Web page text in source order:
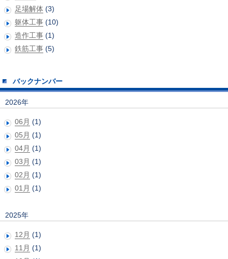
足場解体 (3)
躯体工事 (10)
造作工事 (1)
鉄筋工事 (5)
バックナンバー
2026年
06月 (1)
05月 (1)
04月 (1)
03月 (1)
02月 (1)
01月 (1)
2025年
12月 (1)
11月 (1)